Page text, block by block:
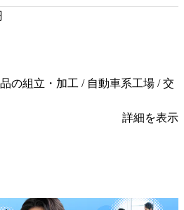
の組立・加工 / 自動車系工場 / 交
詳細を表示